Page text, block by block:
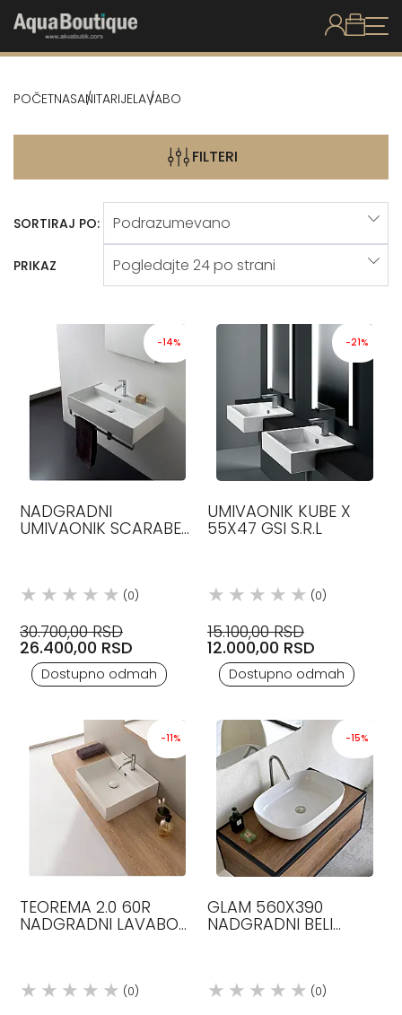
POČETNASANITARIJELAVABO
FILTERI
SORTIRAJ PO:
PRIKAZ
-14%
NADGRADNI
UMIVAONIK SCARABEO
(0)
30.700,00 RSD
26.400,00 RSD
Dostupno odmah
-21%
UMIVAONIK KUBE X
55X47 GSI S.R.L
(0)
15.100,00 RSD
12.000,00 RSD
Dostupno odmah
-11%
TEOREMA 2.0 60R
NADGRADNI LAVABO
(0)
-15%
GLAM 560X390
NADGRADNI BELI
(0)